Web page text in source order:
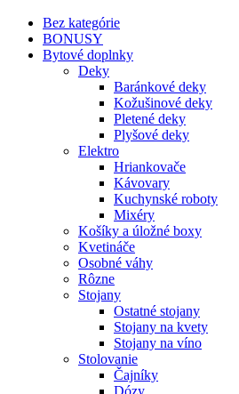
Bez kategórie
BONUSY
Bytové doplnky
Deky
Baránkové deky
Kožušinové deky
Pletené deky
Plyšové deky
Elektro
Hriankovače
Kávovary
Kuchynské roboty
Mixéry
Košíky a úložné boxy
Kvetináče
Osobné váhy
Rôzne
Stojany
Ostatné stojany
Stojany na kvety
Stojany na víno
Stolovanie
Čajníky